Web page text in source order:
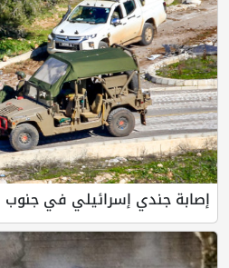
إصابة جندي إسرائيلي في جنوب